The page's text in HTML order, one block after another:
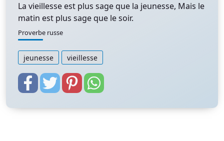
La vieillesse est plus sage que la jeunesse, Mais le
matin est plus sage que le soir.
Proverbe russe
jeunesse vieillesse